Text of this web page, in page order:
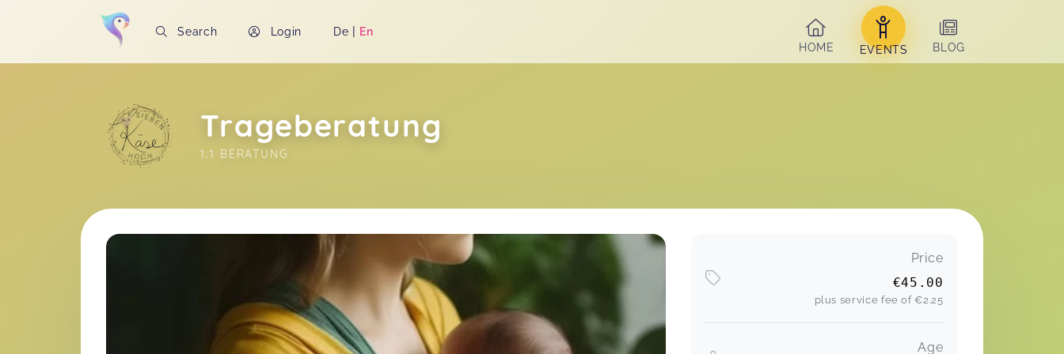
Search Login De | En
HOME
EVENTS BLOG
Trageberatung
1:1 BERATUNG
Soon you will learn more about me here...
Price
€45.00
plus service fee of€2.25
Age